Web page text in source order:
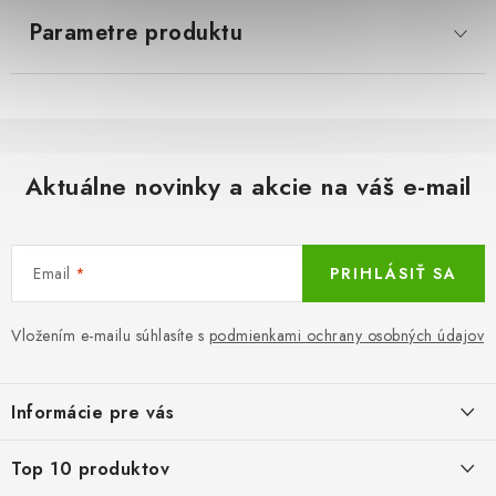
Prečo je tu LACNO?
Parametre produktu
Aktuálne novinky a akcie na váš e-mail
Email
Vložením e-mailu súhlasíte s podmienkami ochrany osobných údajov
PRIHLÁSIŤ SA
p
ä
Informácie pre vás
Top 10 produktov